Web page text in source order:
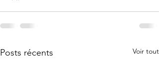
Posts récents Voir tout